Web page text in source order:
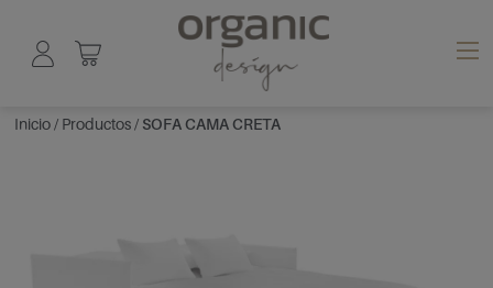
Inicio/ Productos/ SOFA CAMA CRETA